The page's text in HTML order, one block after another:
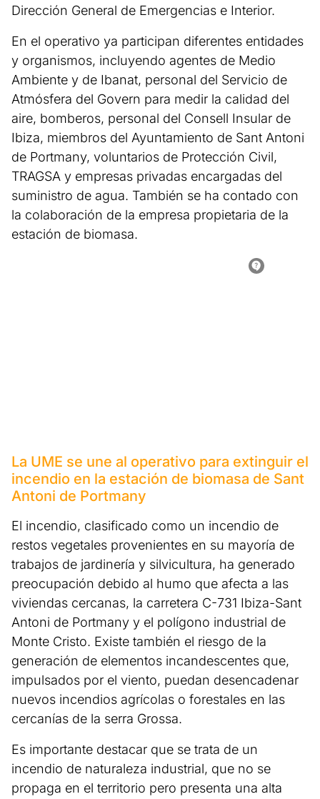
Dirección General de Emergencias e Interior.
En el operativo ya participan diferentes entidades
y organismos, incluyendo agentes de Medio
Ambiente y de Ibanat, personal del Servicio de
Atmósfera del Govern para medir la calidad del
aire, bomberos, personal del Consell Insular de
Ibiza, miembros del Ayuntamiento de Sant Antoni
de Portmany, voluntarios de Protección Civil,
TRAGSA y empresas privadas encargadas del
suministro de agua. También se ha contado con
la colaboración de la empresa propietaria de la
estación de biomasa.
La UME se une al operativo para extinguir el
incendio en la estación de biomasa de Sant
Antoni de Portmany
El incendio, clasificado como un incendio de
restos vegetales provenientes en su mayoría de
trabajos de jardinería y silvicultura, ha generado
preocupación debido al humo que afecta a las
viviendas cercanas, la carretera C-731 Ibiza-Sant
Antoni de Portmany y el polígono industrial de
Monte Cristo. Existe también el riesgo de la
generación de elementos incandescentes que,
impulsados por el viento, puedan desencadenar
nuevos incendios agrícolas o forestales en las
cercanías de la serra Grossa.
Es importante destacar que se trata de un
incendio de naturaleza industrial, que no se
propaga en el territorio pero presenta una alta